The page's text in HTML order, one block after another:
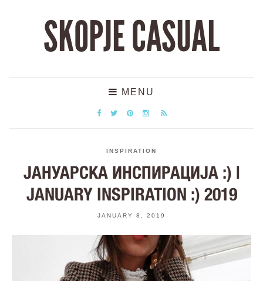
SKOPJE CASUAL
MENU
INSPIRATION
ЈАНУАРСКА ИНСПИРАЦИЈА :) |
JANUARY INSPIRATION :) 2019
JANUARY 8, 2019